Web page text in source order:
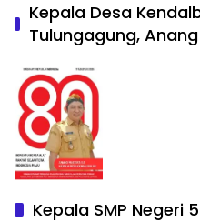
Kepala Desa
Tulungagung,
Kepala SMP Negeri